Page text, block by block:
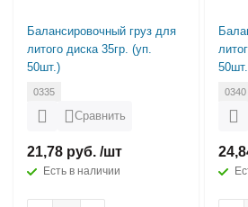
Балансировочный груз для
литого диска 35гр. (уп.
50шт.)
0335
Сравнить
21,78 руб. /шт
Есть в наличии
0340